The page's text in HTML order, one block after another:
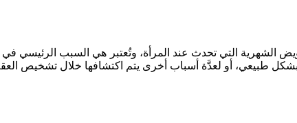
الشهرية التي تحدث عند المرأة، وتُعتبر هي السبب الرئيسي